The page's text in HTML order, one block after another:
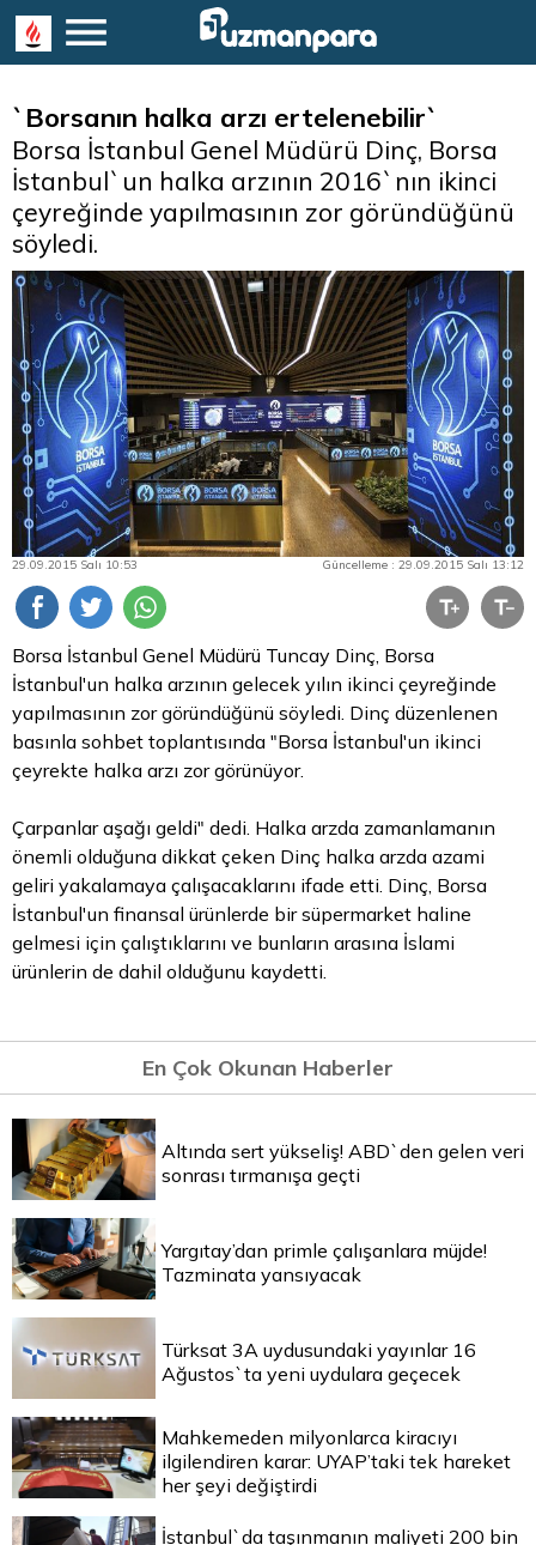
`Borsanın halka arzı ertelenebilir`
Borsa İstanbul Genel Müdürü Dinç, Borsa
İstanbul`un halka arzının 2016`nın ikinci
çeyreğinde yapılmasının zor göründüğünü
söyledi.
29.09.2015 Salı 10:53 Güncelleme : 29.09.2015 Salı 13:12
Borsa İstanbul Genel Müdürü Tuncay Dinç, Borsa
İstanbul'un halka arzının gelecek yılın ikinci çeyreğinde
yapılmasının zor göründüğünü söyledi. Dinç düzenlenen
basınla sohbet toplantısında "Borsa İstanbul'un ikinci
çeyrekte halka arzı zor görünüyor.
Çarpanlar aşağı geldi" dedi. Halka arzda zamanlamanın
önemli olduğuna dikkat çeken Dinç halka arzda azami
geliri yakalamaya çalışacaklarını ifade etti. Dinç, Borsa
İstanbul'un finansal ürünlerde bir süpermarket haline
gelmesi için çalıştıklarını ve bunların arasına İslami
ürünlerin de dahil olduğunu kaydetti.
En Çok Okunan Haberler
Altında sert yükseliş! ABD`den gelen veri
sonrası tırmanışa geçti
Yargıtay’dan primle çalışanlara müjde!
Tazminata yansıyacak
Türksat 3A uydusundaki yayınlar 16
Ağustos`ta yeni uydulara geçecek
Mahkemeden milyonlarca kiracıyı
ilgilendiren karar: UYAP’taki tek hareket
her şeyi değiştirdi
İstanbul`da taşınmanın maliyeti 200 bin